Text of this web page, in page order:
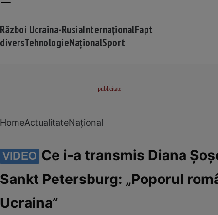
Război Ucraina-RusiaInternaționalFapt
diversTehnologieNaționalSport
HomeActualitateNațional
VIDEO Ce i-a transmis Diana
Sankt Petersburg: „Poporul
Ucraina”